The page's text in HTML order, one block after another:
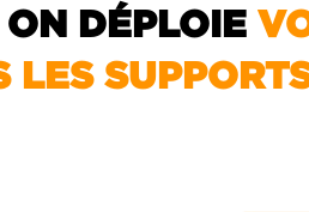
ON DÉPLOIE
LES